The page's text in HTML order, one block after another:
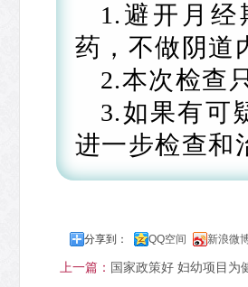
1.避开月
药，不做阴道
2.本次检查
3.如果有可
进一步检查和
分享到： QQ空间 新浪微
上一篇： 国家政策好 妇幼项目为